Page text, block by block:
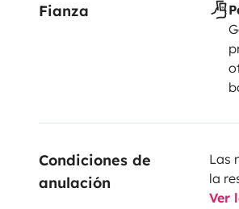
Fianza
Condiciones de
anulación
Las
la
Ver